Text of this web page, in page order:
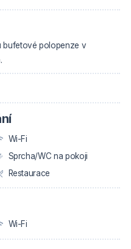
bufetové polopenze v
Wi-Fi
Sprcha/WC na pokoji
Restaurace
Wi-Fi